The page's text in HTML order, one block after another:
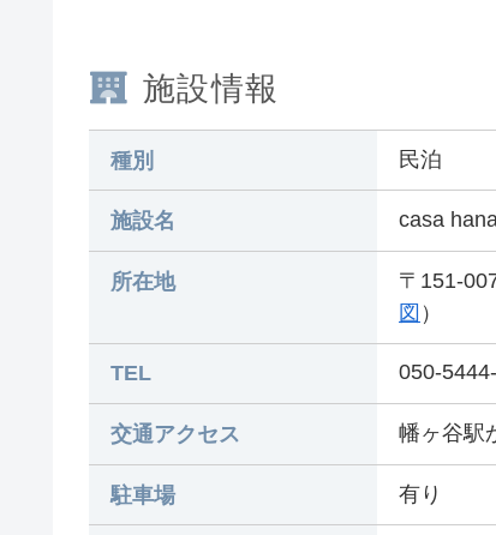
施設情報
種別 民泊
施設名 casa
所在地 〒151-
図 ）
TEL 050-
交通アクセス 幡ヶ谷駅
駐車場 有り